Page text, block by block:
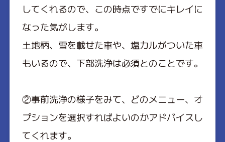
してくれるので、この時点ですでにキレイに
なった気がします。
土地柄、雪を載せた車や、塩カルがついた車
もいるので、下部洗浄は必須とのことです。
②事前洗浄の様子をみて、どのメニュー、オ
プションを選択すればよいのかアドバイスし
てくれます。